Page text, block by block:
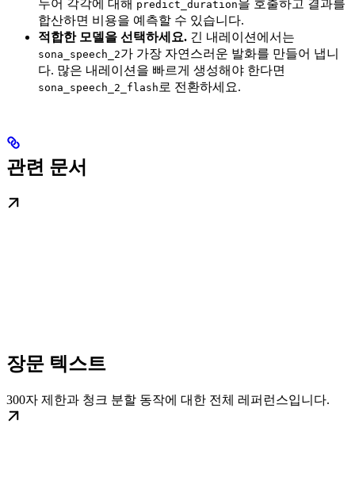
누어 각각에 대해 predict_duration을 호출하고 결과를
합산하면 비용을 예측할 수 있습니다.
적합한 모델을 선택하세요. 긴 내레이션에서는
sona_speech_2가 가장 자연스러운 발화를 만들어 냅니
다. 많은 내레이션을 빠르게 생성해야 한다면
sona_speech_2_flash 로 전환하세요.
관련 문서
장문 텍스트
300자 제한과 청크 분할 동작에 대한 전체 레퍼런스입니다.